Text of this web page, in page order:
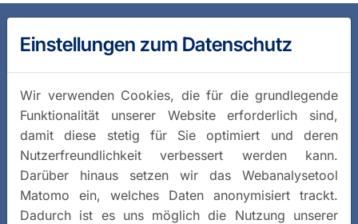
Einstellungen zum Datenschutz
Wir verwenden Cookies, die für die grundlegende
Funktionalität unserer Website erforderlich sind,
damit diese stetig für Sie optimiert und deren
Nutzerfreundlichkeit verbessert werden kann.
Darüber hinaus setzen wir das Webanalysetool
Matomo ein, welches Daten anonymisiert trackt.
Dadurch ist es uns möglich die Nutzung unserer